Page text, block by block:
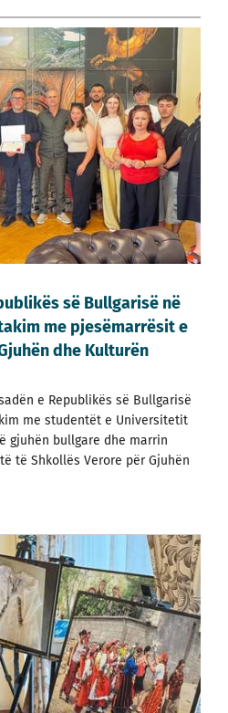
së Bullgarisë në
me pjesëmarrësit e
dhe Kulturën
e Republikës së Bullgarisë
me studentët e Universitetit
gjuhën bullgare dhe marrin
të Shkollës Verore për Gjuhën